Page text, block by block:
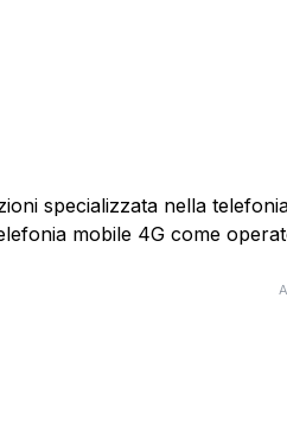
specializzata nella
mobile 4G come